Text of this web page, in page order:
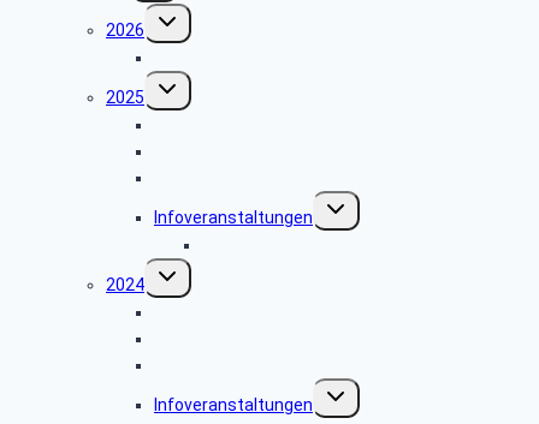
2026
Untermenü
umschalten
2025
Untermenü
umschalten
Infoveranstaltungen
Untermenü
umschalten
2024
Untermenü
umschalten
Infoveranstaltungen
Untermenü
umschalten